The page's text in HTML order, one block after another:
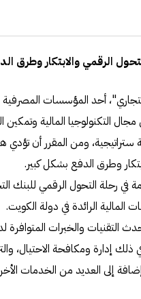
الرقمي والابتكار وطرق
أحد المؤسسات المصرفية
مجال التكنولوجيا المالية
ستراتيجية، ومن المقرر أن
وطرق الدفع بشكل كبير.
رحلة التحول الرقمي للبنك
الرائدة في دولة الكويت.
والخبرات المتوافرة
إدارة ومكافحة الاحتيال،
إضافة إلى العديد من الخدمات